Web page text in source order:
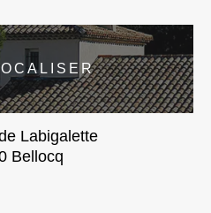
Labigalette
Bellocq